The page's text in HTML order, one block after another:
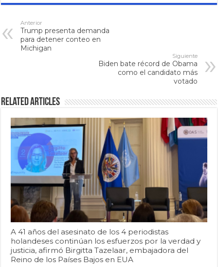
Anterior
Trump presenta demanda
para detener conteo en
Michigan
Siguiente
Biden bate récord de Obama
como el candidato más
votado
Related Articles
A 41 años del asesinato de los 4 periodistas
holandeses continúan los esfuerzos por la verdad y
justicia, afirmó Birgitta Tazelaar, embajadora del
Reino de los Países Bajos en EUA